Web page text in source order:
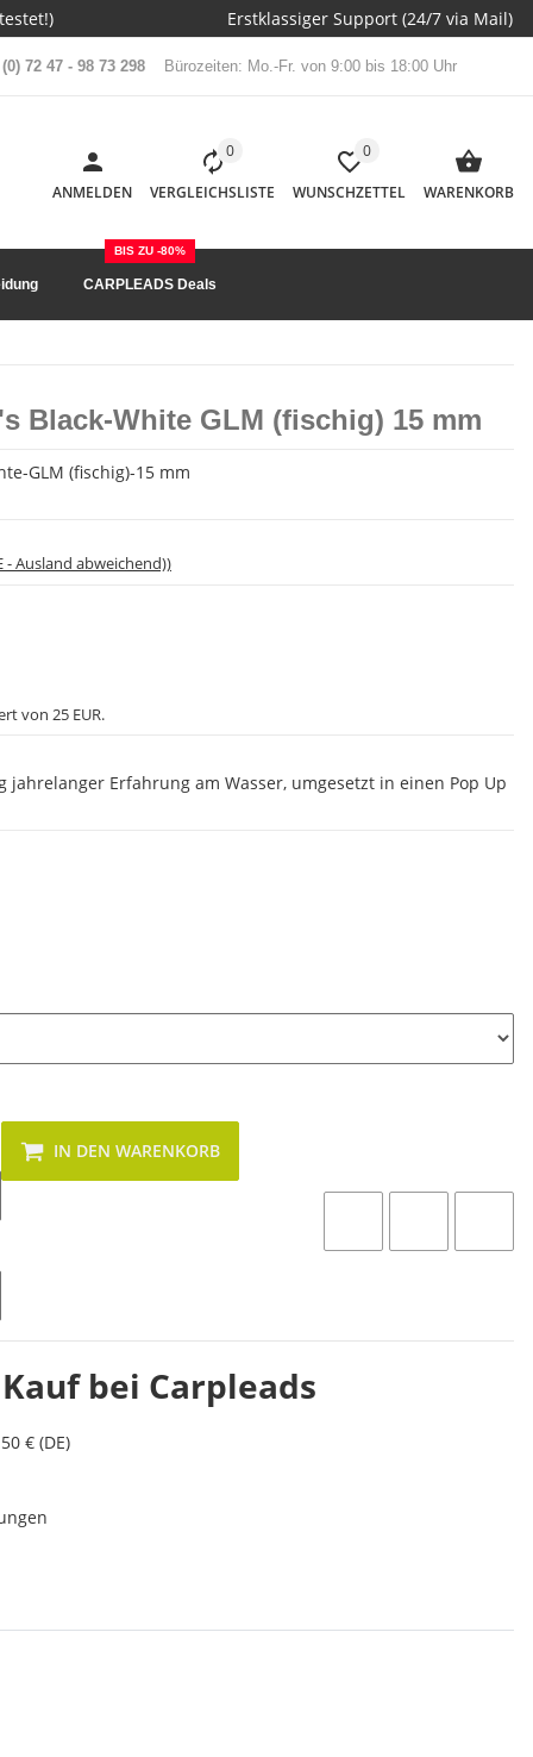
Erstklassiger Support (24/7 via Mail)
72 47 - 98 73 298 Bürozeiten: Mo.-Fr. von 9:00 bis 18:00 Uhr
ANMELDEN
0
VERGLEICHSLISTE
0
WUNSCHZETTEL WARENKORB
CARPLEADS Deals
BIS ZU -80%
Black-White GLM (fischig) 15 mm
GLM (fischig)-15 mm
- Ausland abweichend))
von 25 EUR.
Erfahrung am Wasser, umgesetzt in einen Pop Up
IN DEN WARENKORB
bei Carpleads
€ (DE)